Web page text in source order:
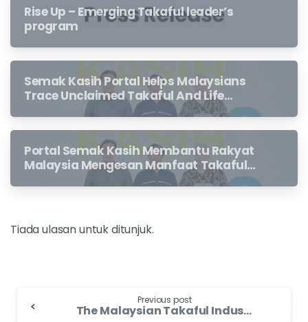
Rise Up – Emerging Takaful leader’s
program
Semak Kasih Portal Helps Malaysians
Trace Unclaimed Takaful And Life
Insurance Benefits Left Behind By
Portal Semak Kasih Membantu Rakyat
Malaysia Mengesan Manfaat Takaful
Dan Insurans Hayat Yang Belum
Tiada ulasan untuk ditunjuk.
Previous post
The Malaysian Takaful Industry Provides Employment Opportunities Amidst Pandemic Challenges, Shows Strong Performance in the First Half of 2021.